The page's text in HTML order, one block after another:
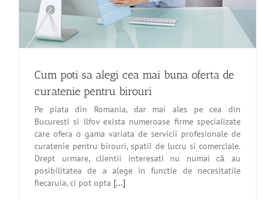
Cum poti sa alegi cea mai buna oferta de
curatenie pentru birouri
Pe piata din Romania, dar mai ales pe cea din
Bucuresti si Ilfov exista numeroase firme specializate
care ofera o gama variata de servicii profesionale de
curatenie pentru birouri, spatii de lucru si comerciale.
Drept urmare, clientii interesati nu numai că au
posibilitatea de a alege in functie de necesitatile
fiecaruia, ci pot opta [...]